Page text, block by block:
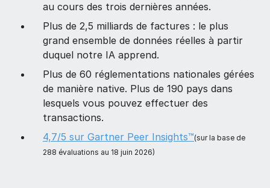
au cours des trois dernières années.
Plus de 2,5 milliards de factures : le plus
grand ensemble de données réelles à partir
duquel notre IA apprend.
Plus de 60 réglementations nationales gérées
de manière native. Plus de 190 pays dans
lesquels vous pouvez effectuer des
transactions.
4,7/5 sur Gartner Peer Insights™️(sur la base de
288 évaluations au 18 juin 2026)